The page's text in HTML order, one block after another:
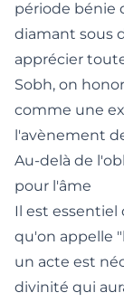
période bénie
diamant sous
apprécier
Sobh, on
comme une
l'avènement
Au-delà de
pour l'âme
Il est
qu'on appelle
un acte est
divinité qui